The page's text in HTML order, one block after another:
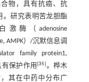
物，具有抗癌、抗
。研究表明苦龙胆酯
酶（adenosine
AMPK）/沉默信息调
family protein1,
有保护作用[35]。桦木
其在中药中分布广